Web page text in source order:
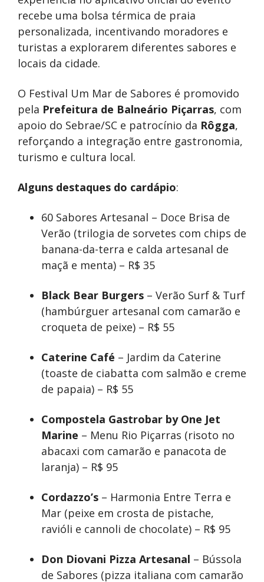
recebe uma bolsa térmica de praia
personalizada, incentivando moradores e
turistas a explorarem diferentes sabores e
locais da cidade.
O Festival Um Mar de Sabores é promovido
pela Prefeitura de Balneário Piçarras, com
apoio do Sebrae/SC e patrocínio da Rôgga,
reforçando a integração entre gastronomia,
turismo e cultura local.
Alguns destaques do cardápio:
60 Sabores Artesanal – Doce Brisa de
Verão (trilogia de sorvetes com chips de
banana-da-terra e calda artesanal de
maçã e menta) – R$ 35
Black Bear Burgers – Verão Surf & Turf
(hambúrguer artesanal com camarão e
croqueta de peixe) – R$ 55
Caterine Café – Jardim da Caterine
(toaste de ciabatta com salmão e creme
de papaia) – R$ 55
Compostela Gastrobar by One Jet
Marine – Menu Rio Piçarras (risoto no
abacaxi com camarão e panacota de
laranja) – R$ 95
Cordazzo’s – Harmonia Entre Terra e
Mar (peixe em crosta de pistache,
ravióli e cannoli de chocolate) – R$ 95
Don Diovani Pizza Artesanal – Bússola
de Sabores (pizza italiana com camarão